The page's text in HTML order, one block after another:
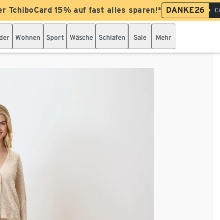
TchiboCard 15% auf fast alles sparen!* DANKE26
Wohnen Sport Wäsche Schlafen Sale Mehr